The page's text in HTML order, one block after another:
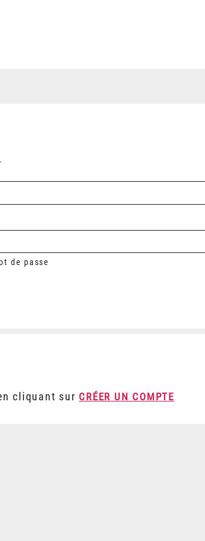
de passe
cliquant sur CRÉER UN COMPTE